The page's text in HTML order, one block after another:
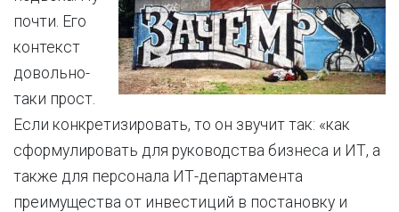
почти. Его
контекст
довольно-
таки прост.
Если конкретизировать, то он звучит так: «как
сформулировать для руководства бизнеса и ИТ, а
также для персонала ИТ-департамента
преимущества от инвестиций в постановку и